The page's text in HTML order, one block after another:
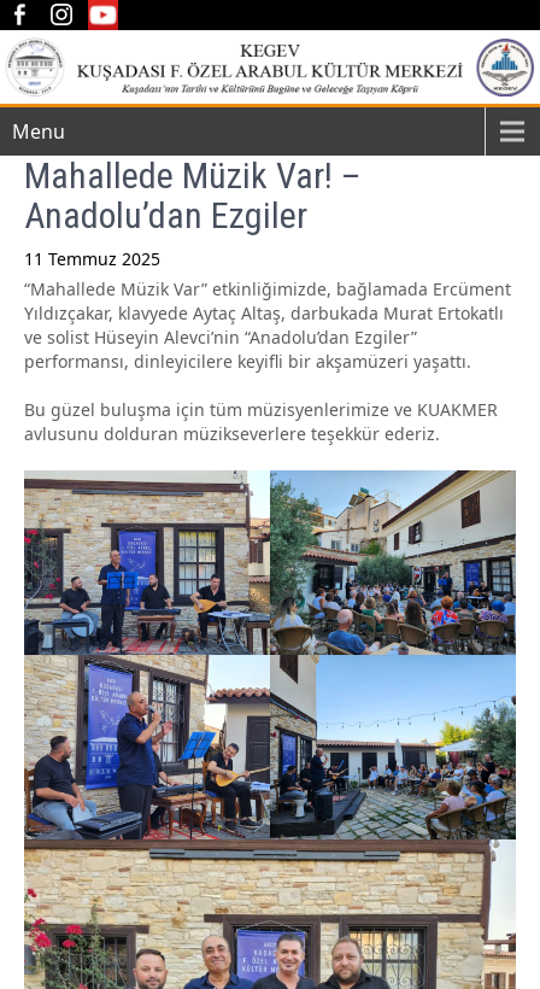
Menu
Mahallede Müzik Var! –
Anadolu’dan Ezgiler
11 Temmuz 2025
“Mahallede Müzik Var” etkinliğimizde, bağlamada Ercüment
Yıldızçakar, klavyede Aytaç Altaş, darbukada Murat Ertokatlı
ve solist Hüseyin Alevci’nin “Anadolu’dan Ezgiler”
performansı, dinleyicilere keyifli bir akşamüzeri yaşattı.
Bu güzel buluşma için tüm müzisyenlerimize ve KUAKMER
avlusunu dolduran müzikseverlere teşekkür ederiz.
Post
navigation